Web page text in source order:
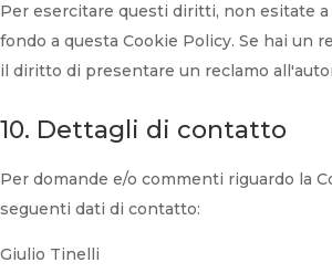
Per esercitare questi diritti, non esitate
fondo a questa Cookie Policy. Se hai un
il diritto di presentare un reclamo
10. Dettagli di contatto
Per domande e/o commenti riguardo la
seguenti dati di contatto:
Giulio Tinelli